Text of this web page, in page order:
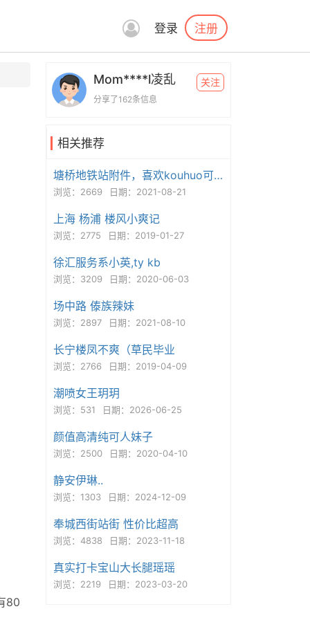
登录 注册
80
Mom****l凌乱
分享了162条信息
关注
相关推荐
塘桥地铁站附件，喜欢kouhuo可以去试试
浏览：2669 日期：2021-08-21
上海 杨浦 楼风小爽记
浏览：2775 日期：2019-01-27
徐汇服务系小英,ty kb
浏览：3209 日期：2020-06-03
场中路 傣族辣妹
浏览：2897 日期：2021-08-10
长宁楼凤不爽（草民毕业
浏览：2766 日期：2019-04-09
潮喷女王玥玥
浏览：531 日期：2026-06-25
颜值高清纯可人妹子
浏览：2500 日期：2020-04-10
静安伊琳..
浏览：1303 日期：2024-12-09
奉城西街站街 性价比超高
浏览：4838 日期：2023-11-18
真实打卡宝山大长腿瑶瑶
浏览：2219 日期：2023-03-20